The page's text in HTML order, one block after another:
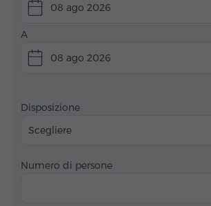
08 ago 2026
A
08 ago 2026
Disposizione
Scegliere
Numero di persone